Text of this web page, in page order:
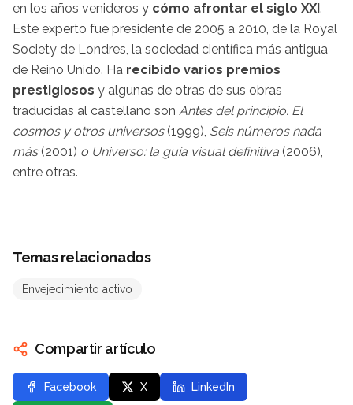
en los años venideros y cómo afrontar el siglo XXI.
Este experto fue presidente de 2005 a 2010, de la Royal
Society de Londres, la sociedad científica más antigua
de Reino Unido. Ha recibido varios premios
prestigiosos y algunas de otras de sus obras
traducidas al castellano son Antes del principio. El
cosmos y otros universos(1999), Seis números nada
más(2001) o Universo: la guía visual definitiva (2006),
entre otras.
Temas relacionados
Envejecimiento activo
Compartir artículo
Facebook X LinkedIn